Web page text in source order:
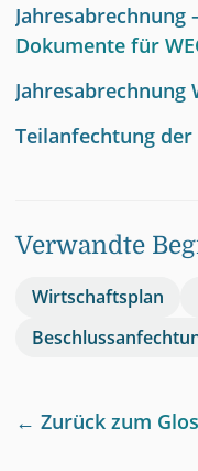
Jahresabrechnung
Dokumente für
Jahresabrechnung
Teilanfechtung der
Verwandte
Wirtschaftsplan
← Zurück zum